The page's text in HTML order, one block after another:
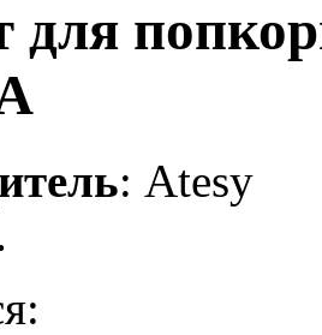
для
: Atesy